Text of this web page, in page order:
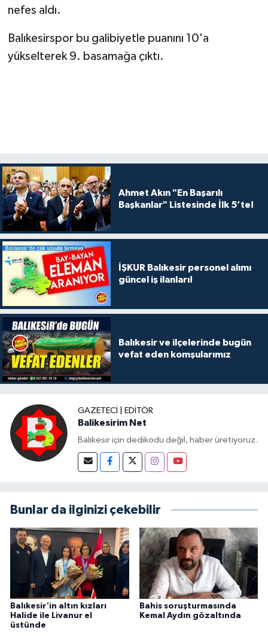
nefes aldı.
Balıkesirspor bu galibiyetle puanını 10'a
yükselterek 9. basamağa çıktı.
Ahmet Akın "En Başarılı
Başkanlar" Listesinde İlk 5’te!
İŞKUR Balıkesir personel alımı
güncel iş ilanları!
Balıkesir ve ilçelerinde bugün
vefat eden komşularımız
GAZETECI | EDITÖR
Balikesirim Net
Balıkesir için dedikodu değil, haber üretiyoruz.
Bunlar da ilginizi çekebilir
Balıkesir'in altın kızları
Halide ile Livanur el
üstünde
Bahis soruşturmasında
Kemal Aydın gözaltında